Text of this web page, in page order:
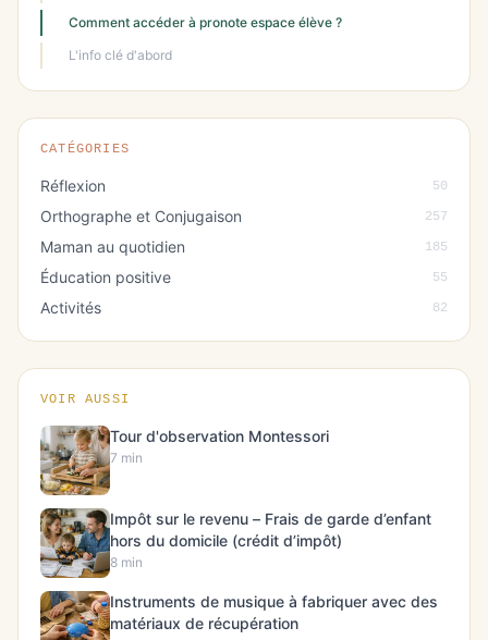
Comment accéder à pronote espace élève ?
L'info clé d'abord
CATÉGORIES
Réflexion 50
Orthographe et Conjugaison 257
Maman au quotidien 185
Éducation positive 55
Activités 82
VOIR AUSSI
Tour d'observation Montessori
7 min
Impôt sur le revenu – Frais de garde d’enfant
hors du domicile (crédit d’impôt)
8 min
Instruments de musique à fabriquer avec des
matériaux de récupération